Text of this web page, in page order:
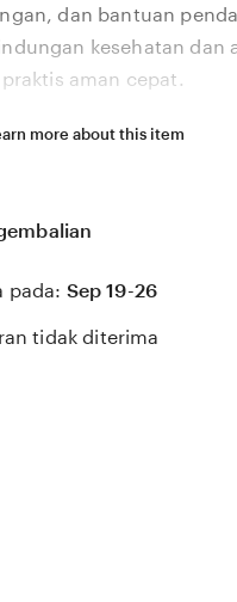
dan bantuan
kesehatan dan
aman cepat.
terbaru Seniors
aman cepat.
more about this item
pada: Sep 19-26
tidak diterima